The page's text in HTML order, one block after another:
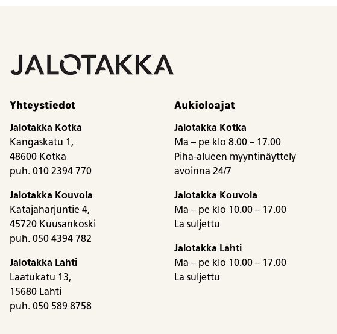
Yhteystiedot
Jalotakka Kotka
Kangaskatu 1,
48600 Kotka
puh. 010 2394 770
Jalotakka Kouvola
Katajaharjuntie 4,
45720 Kuusankoski
puh. 050 4394 782
Jalotakka Lahti
Laatukatu 13,
15680 Lahti
puh. 050 589 8758
Aukioloajat
Jalotakka Kotka
Ma – pe klo 8.00 – 17.00
Piha-alueen myyntinäyttely
avoinna 24/7
Jalotakka Kouvola
Ma – pe klo 10.00 – 17.00
La suljettu
Jalotakka Lahti
Ma – pe klo 10.00 – 17.00
La suljettu